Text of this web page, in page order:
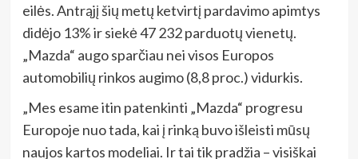
eilės. Antrąjį šių metų ketvirtį pardavimo apimtys
didėjo 13% ir siekė 47 232 parduotų vienetų.
„Mazda“ augo sparčiau nei visos Europos
automobilių rinkos augimo (8,8 proc.) vidurkis.
„Mes esame itin patenkinti „Mazda“ progresu
Europoje nuo tada, kai į rinką buvo išleisti mūsų
naujos kartos modeliai. Ir tai tik pradžia – visiškai